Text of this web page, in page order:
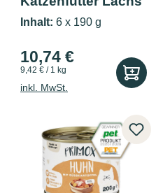
Pur 6x190g
Inhalt: 6 x 190 g
10,74 €
9,42 € / 1 kg
inkl. MwSt.